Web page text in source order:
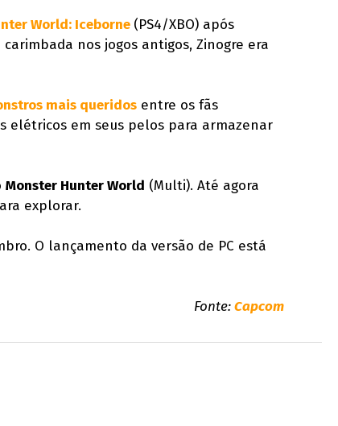
World: Iceborne (PS4/XBO) após
nos jogos antigos, Zinogre era
mais queridos entre os fãs
elétricos em seus pelos para armazenar
Monster Hunter World (Multi). Até agora
explorar.
O lançamento da versão de PC está
Fonte:Capcom